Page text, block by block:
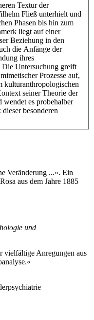
Textur der
Fließ unterhielt und
Phasen bis hin zum
liegt auf einer
Beziehung in den
die Anfänge der
ihres
Die Untersuchung greift
Prozesse auf,
kulturanthropologischen
seiner Theorie der
es probehalber
besonderen
Veränderung ...«. Ein
aus dem Jahre 1885
und
vielfältige Anregungen aus